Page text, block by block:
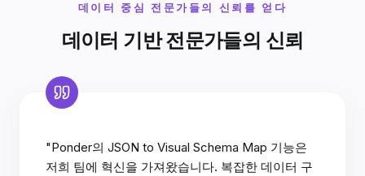
데이터 중심 전문가들의 신뢰를 얻다
데이터 기반 전문가들의 신뢰
"Ponder의 JSON to Visual Schema Map 기능은
저희 팀에 혁신을 가져왔습니다. 복잡한 데이터 구